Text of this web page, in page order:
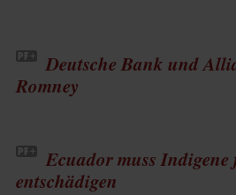
Deutsche Bank und
Romney
Ecuador muss
entschädigen